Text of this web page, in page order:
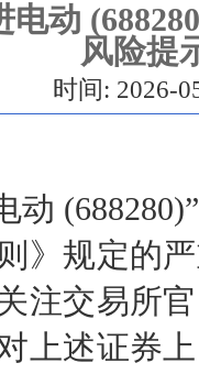
电动
风险提
时间: 2026-
动
》规定的
注交易所
上述证券